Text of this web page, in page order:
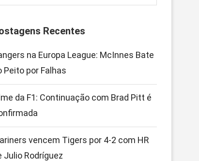
Recentes
na Europa League: McInnes Bate
Peito por Falhas
da F1: Continuação com Brad Pitt é
vencem Tigers por 4-2 com HR
Julio Rodríguez